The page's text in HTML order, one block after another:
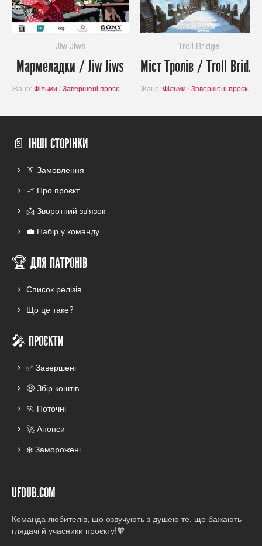
Jiw Jiws
Мармеладки / Jiw Jiws
Жанр: Фільми /Завершені проєкти Драма
Troll Bridge
Міст Tролів / Troll Bridge
Жанр: Фільми /Завершені проєкти
📄 ІНШІ СТОРІНКИ
👔 Замовлення
📈 Про проєкт
📩 Зворотний зв'язок
💼 Набір у команду
🏆 ДЛЯ ПАТРОНІВ
Список релізів
Що це таке?
🎤 ПРОЄКТИ
✅ Завершені
🤑 Збір коштів
🏃 Поточні
🚀 Анонси
❄️ Заморожені
UFDUB.COM
Команда любителів, що озвучують з душею те, що бажають
глядачі й учасники проєкту!🧡